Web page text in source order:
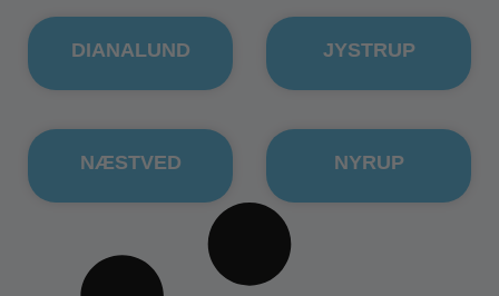
DIANALUND JYSTRUP
NÆSTVED NYRUP